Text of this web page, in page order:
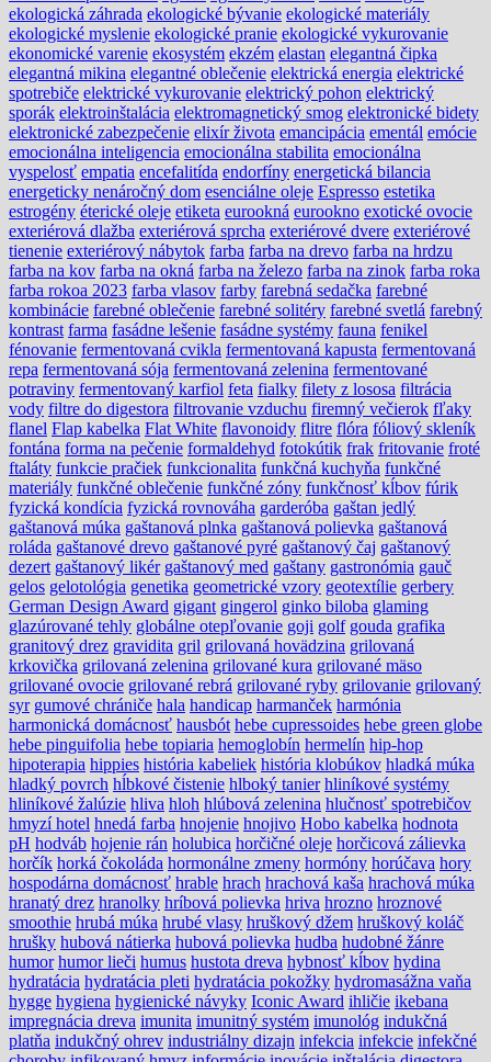
ekologická záhrada ekologické bývanie ekologické materiály
ekologické myslenie ekologické pranie ekologické vykurovanie
ekonomické varenie ekosystém ekzém elastan elegantná čipka
elegantná mikina elegantné oblečenie elektrická energia elektrické
spotrebiče elektrické vykurovanie elektrický pohon elektrický
sporák elektroinštalácia elektromagnetický smog elektronické bidety
elektronické zabezpečenie elixír života emancipácia ementál emócie
emocionálna inteligencia emocionálna stabilita emocionálna
vyspelosť empatia encefalitída endorfíny energetická bilancia
energeticky nenáročný dom esenciálne oleje Espresso estetika
estrogény éterické oleje etiketa eurookná eurookno exotické ovocie
exteriérová dlažba exteriérová sprcha exteriérové dvere exteriérové
tienenie exteriérový nábytok farba farba na drevo farba na hrdzu
farba na kov farba na okná farba na železo farba na zinok farba roka
farba rokoa 2023 farba vlasov farby farebná sedačka farebné
kombinácie farebné oblečenie farebné solitéry farebné svetlá farebný
kontrast farma fasádne lešenie fasádne systémy fauna fenikel
fénovanie fermentovaná cvikla fermentovaná kapusta fermentovaná
repa fermentovaná sója fermentovaná zelenina fermentované
potraviny fermentovaný karfiol feta fialky filety z lososa filtrácia
vody filtre do digestora filtrovanie vzduchu firemný večierok fľaky
flanel Flap kabelka Flat White flavonoidy flitre flóra fóliový skleník
fontána forma na pečenie formaldehyd fotokútik frak fritovanie froté
ftaláty funkcie pračiek funkcionalita funkčná kuchyňa funkčné
materiály funkčné oblečenie funkčné zóny funkčnosť kĺbov fúrik
fyzická kondícia fyzická rovnováha garderóba gaštan jedlý
gaštanová múka gaštanová plnka gaštanová polievka gaštanová
roláda gaštanové drevo gaštanové pyré gaštanový čaj gaštanový
dezert gaštanový likér gaštanový med gaštany gastronómia gauč
gelos gelotológia genetika geometrické vzory geotextílie gerbery
German Design Award gigant gingerol ginko biloba glaming
glazúrované tehly globálne otepľovanie goji golf gouda grafika
granitový drez gravidita gril grilovaná hovädzina grilovaná
krkovička grilovaná zelenina grilované kura grilované mäso
grilované ovocie grilované rebrá grilované ryby grilovanie grilovaný
syr gumové chrániče hala handicap harmanček harmónia
harmonická domácnosť hausbót hebe cupressoides hebe green globe
hebe pinguifolia hebe topiaria hemoglobín hermelín hip-hop
hipoterapia hippies história kabeliek história klobúkov hladká múka
hladký povrch hĺbkové čistenie hlboký tanier hliníkové systémy
hliníkové žalúzie hliva hloh hlúbová zelenina hlučnosť spotrebičov
hmyzí hotel hnedá farba hnojenie hnojivo Hobo kabelka hodnota
pH hodváb hojenie rán holubica horčičné oleje horčicová zálievka
horčík horká čokoláda hormonálne zmeny hormóny horúčava hory
hospodárna domácnosť hrable hrach hrachová kaša hrachová múka
hranatý drez hranolky hríbová polievka hriva hrozno hroznové
smoothie hrubá múka hrubé vlasy hruškový džem hruškový koláč
hrušky hubová nátierka hubová polievka hudba hudobné žánre
humor humor lieči humus hustota dreva hybnosť kĺbov hydina
hydratácia hydratácia pleti hydratácia pokožky hydromasážna vaňa
hygge hygiena hygienické návyky Iconic Award ihličie ikebana
impregnácia dreva imunita imunitný systém imunológ indukčná
platňa indukčný ohrev industriálny dizajn infekcia infekcie infekčné